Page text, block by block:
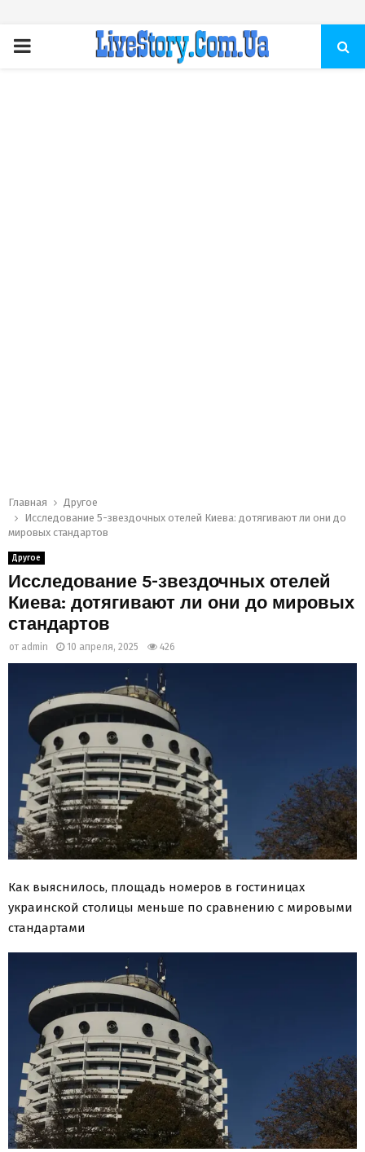
ПЕРВИЧНОЕ
Главная
Другое
Исследование 5-звездочных отелей Киева: дотягивают ли они до
мировых стандартов
Другое
Исследование 5-звездочных отелей
Киева: дотягивают ли они до мировых
стандартов
от admin 10 апреля, 2025 426
Как выяснилось, площадь номеров в гостиницах
украинской столицы меньше по сравнению с мировыми
стандартами